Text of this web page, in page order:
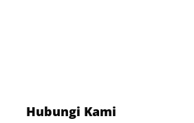
Hubungi Kami